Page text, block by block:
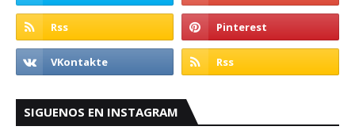
SIGUENOS EN INSTAGRAM